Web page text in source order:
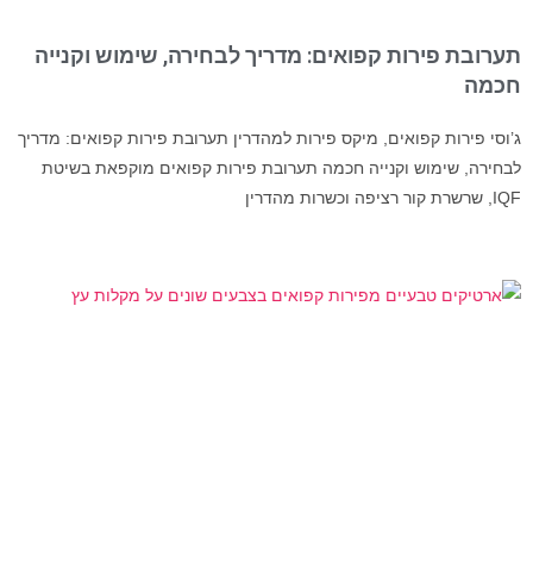
תערובת פירות קפואים: מדריך לבחירה, שימוש וקנייה
חכמה
ג’וסי פירות קפואים, מיקס פירות למהדרין תערובת פירות קפואים: מדריך
לבחירה, שימוש וקנייה חכמה תערובת פירות קפואים מוקפאת בשיטת
IQF, שרשרת קור רציפה וכשרות מהדרין